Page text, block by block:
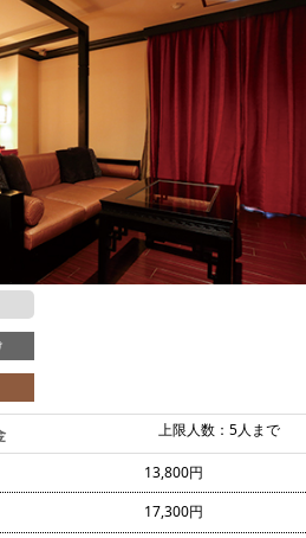
上限人数：5人まで
13,800円
17,300円